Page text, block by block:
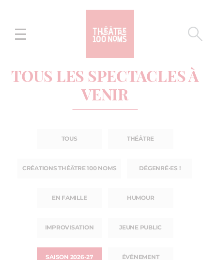
menu
TOUS LES SPECTACLES À
VENIR
TOUS THÉÂTRE
CRÉATIONS THÉÂTRE 100 NOMS DÉGENRÉ·ES !
EN FAMILLE HUMOUR
IMPROVISATION JEUNE PUBLIC
SAISON 2026-27 ÉVÉNEMENT